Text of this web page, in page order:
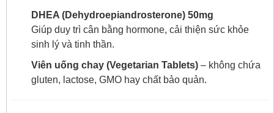
DHEA (Dehydroepiandrosterone) 50mg
Giúp duy trì cân bằng hormone, cải thiện sức khỏe
sinh lý và tinh thần.
Viên uống chay (Vegetarian Tablets) – không chứa
gluten, lactose, GMO hay chất bảo quản.